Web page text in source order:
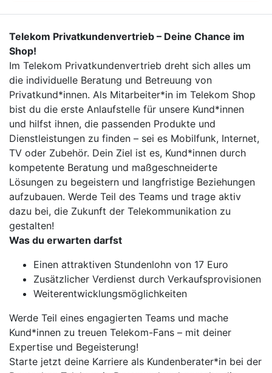
Telekom Privatkundenvertrieb – Deine Chance im
Shop!
Im Telekom Privatkundenvertrieb dreht sich alles um
die individuelle Beratung und Betreuung von
Privatkund*innen. Als Mitarbeiter*in im Telekom Shop
bist du die erste Anlaufstelle für unsere Kund*innen
und hilfst ihnen, die passenden Produkte und
Dienstleistungen zu finden – sei es Mobilfunk, Internet,
TV oder Zubehör. Dein Ziel ist es, Kund*innen durch
kompetente Beratung und maßgeschneiderte
Lösungen zu begeistern und langfristige Beziehungen
aufzubauen. Werde Teil des Teams und trage aktiv
dazu bei, die Zukunft der Telekommunikation zu
gestalten!
Was du erwarten darfst
Einen attraktiven Stundenlohn von 17 Euro
Zusätzlicher Verdienst durch Verkaufsprovisionen
Weiterentwicklungsmöglichkeiten
Werde Teil eines engagierten Teams und mache
Kund*innen zu treuen Telekom-Fans – mit deiner
Expertise und Begeisterung!
Starte jetzt deine Karriere als Kundenberater*in bei der